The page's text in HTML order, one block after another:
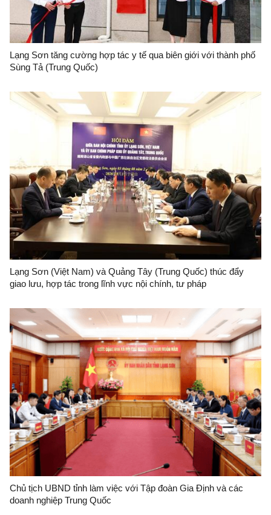
Lạng Sơn tăng cường hợp tác y tế qua biên giới với thành phố
Sùng Tả (Trung Quốc)
Lạng Sơn (Việt Nam) và Quảng Tây (Trung Quốc) thúc đẩy
giao lưu, hợp tác trong lĩnh vực nội chính, tư pháp
Chủ tịch UBND tỉnh làm việc với Tập đoàn Gia Định và các
doanh nghiệp Trung Quốc